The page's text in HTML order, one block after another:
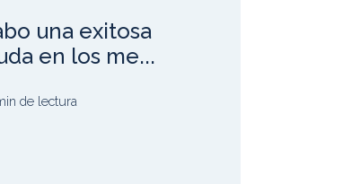
una exitosa
en los me...
de lectura